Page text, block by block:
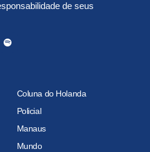
de seus
Coluna do Holanda
Policial
Manaus
Mundo